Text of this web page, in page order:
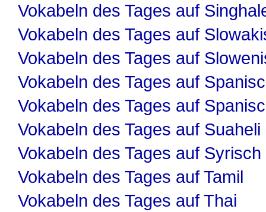
Vokabeln des Tages auf
Vokabeln des Tages auf
Vokabeln des Tages auf
Vokabeln des Tages auf
Vokabeln des Tages auf
Vokabeln des Tages auf Suaheli
Vokabeln des Tages auf Syrisch
Vokabeln des Tages auf Tamil
Vokabeln des Tages auf Thai